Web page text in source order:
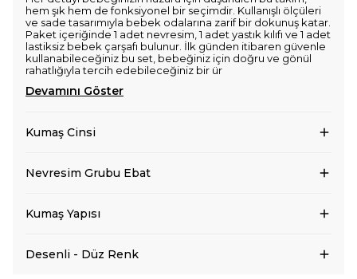
hem şık hem de fonksiyonel bir seçimdir. Kullanışlı ölçüleri
ve sade tasarımıyla bebek odalarına zarif bir dokunuş katar.
Paket içeriğinde 1 adet nevresim, 1 adet yastık kılıfı ve 1 adet
lastiksiz bebek çarşafı bulunur. İlk günden itibaren güvenle
kullanabileceğiniz bu set, bebeğiniz için doğru ve gönül
rahatlığıyla tercih edebileceğiniz bir ür
Devamını Göster
Kumaş Cinsi
Nevresim Grubu Ebat
Kumaş Yapısı
Desenli - Düz Renk